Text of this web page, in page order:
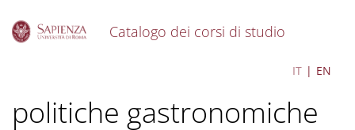
Catalogo dei corsi di studio
IT EN
politiche gastronomiche